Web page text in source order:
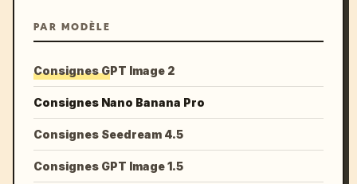
PAR MODÈLE
Consignes GPT Image 2
Consignes Nano Banana Pro
Consignes Seedream 4.5
Consignes GPT Image 1.5